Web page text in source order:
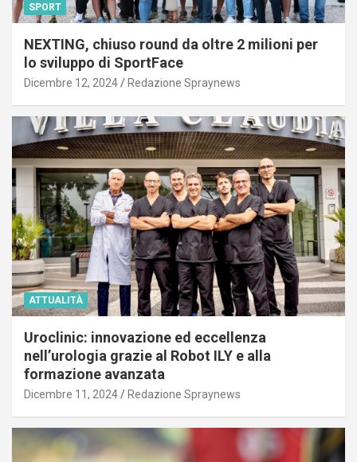
SPORT
NEXTING, chiuso round da oltre 2 milioni per
lo sviluppo di SportFace
Dicembre 12, 2024 Redazione Spraynews
ATTUALITÀ
Uroclinic: innovazione ed eccellenza
nell’urologia grazie al Robot ILY e alla
formazione avanzata
Dicembre 11, 2024 Redazione Spraynews